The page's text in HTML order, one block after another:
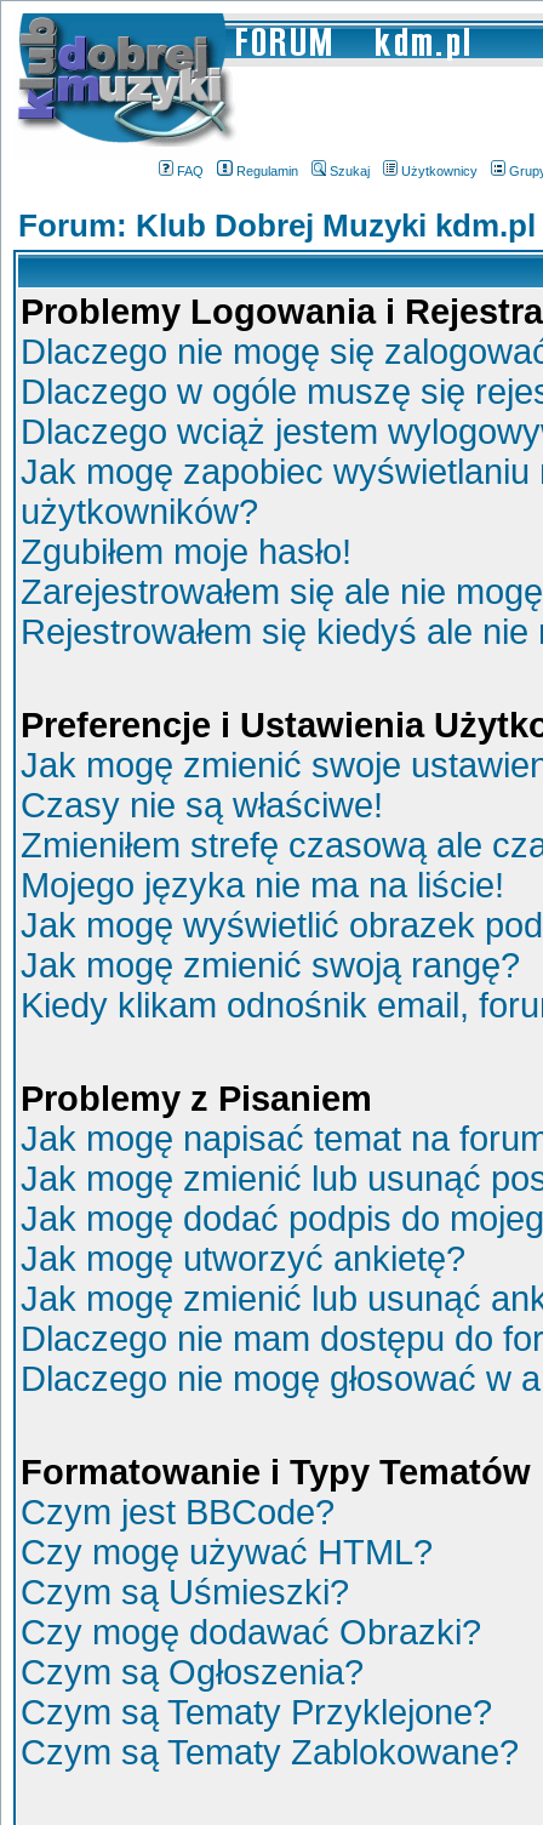
FAQ Regulamin Szukaj Użytkownicy
Forum: Klub Dobrej Muzyki kdm.pl
Problemy Logowania i
Dlaczego nie mogę się
Dlaczego w ogóle muszę się
Dlaczego wciąż jestem
Jak mogę zapobiec
użytkowników?
Zgubiłem moje hasło!
Zarejestrowałem się ale nie
Rejestrowałem się kiedyś ale
Preferencje i Ustawienia
Jak mogę zmienić swoje
Czasy nie są właściwe!
Zmieniłem strefę czasową ale
Mojego języka nie ma na liście!
Jak mogę wyświetlić obrazek
Jak mogę zmienić swoją rangę?
Kiedy klikam odnośnik email,
Problemy z Pisaniem
Jak mogę napisać temat na
Jak mogę zmienić lub usunąć
Jak mogę dodać podpis do
Jak mogę utworzyć ankietę?
Jak mogę zmienić lub usunąć
Dlaczego nie mam dostępu do
Dlaczego nie mogę głosować w
Formatowanie i Typy Tematów
Czym jest BBCode?
Czy mogę używać HTML?
Czym są Uśmieszki?
Czy mogę dodawać Obrazki?
Czym są Ogłoszenia?
Czym są Tematy Przyklejone?
Czym są Tematy Zablokowane?